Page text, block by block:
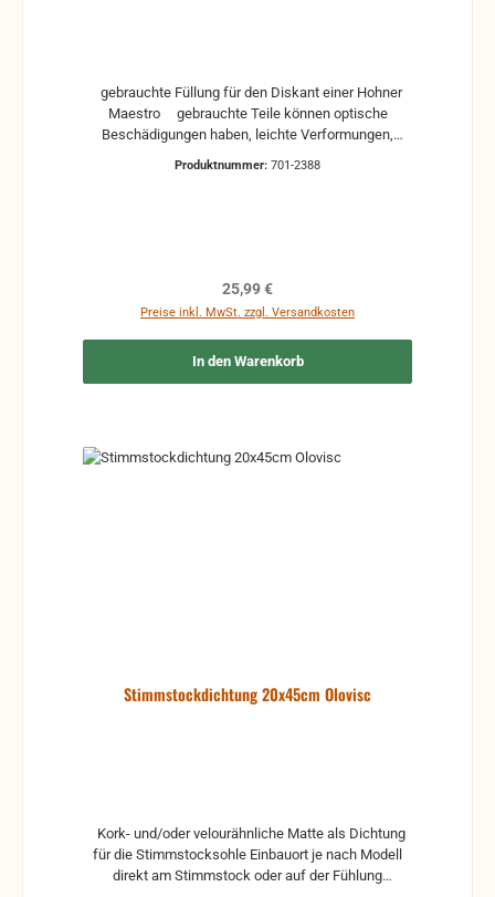
Maestro gebrauchte Teile können optische
Beschädigungen haben, leichte Verformungen,
Produktnummer: 701-2388
Regulärer Preis:
25,99 €
Preise inkl. MwSt. zzgl. Versandkosten
In den Warenkorb
Stimmstockdichtung 20x45cm Olovisc
für die Stimmstocksohle Einbauort je nach Modell
direkt am Stimmstock oder auf der Fühlung